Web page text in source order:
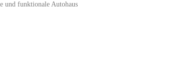
und funktionale Autohaus